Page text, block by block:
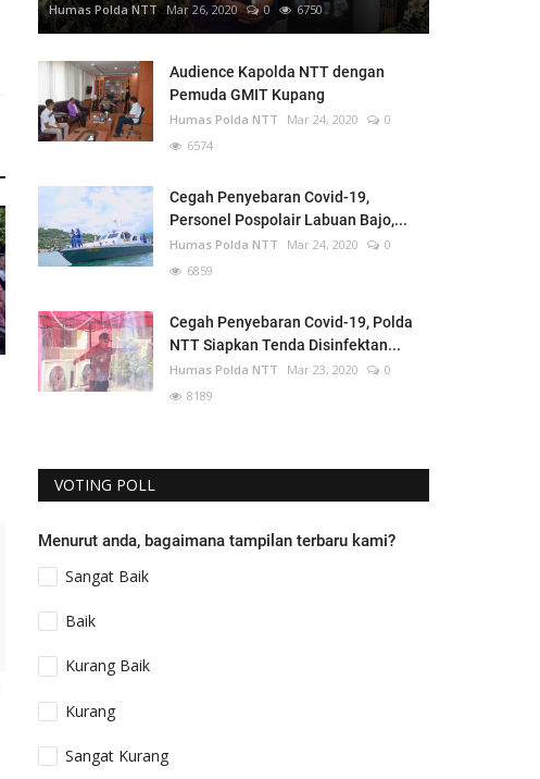
Humas Polda NTT Mar 26, 2020 0 6750
Audience Kapolda NTT dengan
Pemuda GMIT Kupang
Humas Polda NTT Mar 24, 2020
0
6574
Cegah Penyebaran Covid-19,
Personel Pospolair Labuan Bajo,...
Humas Polda NTT Mar 24, 2020
0
6859
Cegah Penyebaran Covid-19, Polda
NTT Siapkan Tenda Disinfektan...
Humas Polda NTT Mar 23, 2020
0
8189
VOTING POLL
Menurut anda, bagaimana tampilan terbaru kami?
Sangat Baik
Baik
Kurang Baik
Kurang
Sangat Kurang